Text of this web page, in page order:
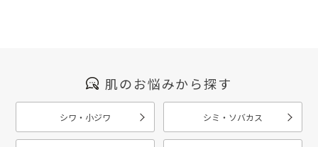
肌のお悩みから探す
シワ・小ジワ シミ・ソバカス